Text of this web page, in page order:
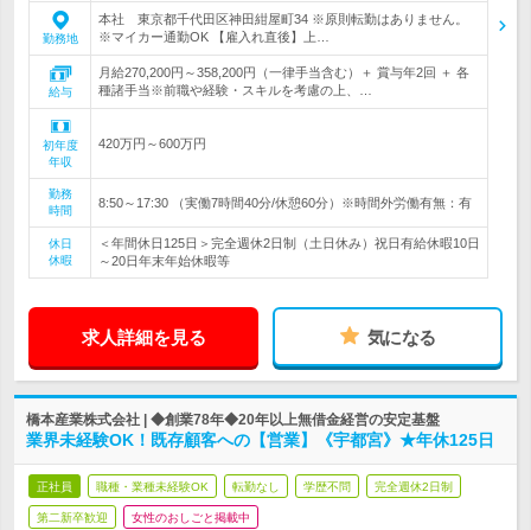
勤務地
本社 東京都千代田区神田紺屋町34 ※原則転勤はありません。
※マイカー通勤OK 【雇入れ直後】上…
給与
月給270,200円～358,200円（一律手当含む）＋ 賞与年2回 ＋ 各
種諸手当※前職や経験・スキルを考慮の上、…
初年度
年収
420万円～600万円
勤務
時間
8:50～17:30 （実働7時間40分/休憩60分）※時間外労働有無：有
休日
休暇
＜年間休日125日＞完全週休2日制（土日休み）祝日有給休暇10日
～20日年末年始休暇等
求人詳細を見る 気になる
橋本産業株式会社 | ◆創業78年◆20年以上無借金経営の安定基盤
業界未経験OK！既存顧客への【営業】《宇都宮》★年休125日
正社員 職種・業種未経験OK 転勤なし 学歴不問 完全週休2日制
第二新卒歓迎 女性のおしごと掲載中